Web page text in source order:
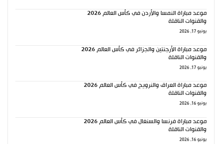
موعد مباراة النمسا والأردن في كأس العالم 2026
والقنوات الناقلة
يونيو 17, 2026
موعد مباراة الأرجنتين والجزائر في كأس العالم 2026
والقنوات الناقلة
يونيو 17, 2026
موعد مباراة العراق والنرويج في كأس العالم 2026
والقنوات الناقلة
يونيو 16, 2026
موعد مباراة فرنسا والسنغال في كأس العالم 2026
والقنوات الناقلة
يونيو 16, 2026